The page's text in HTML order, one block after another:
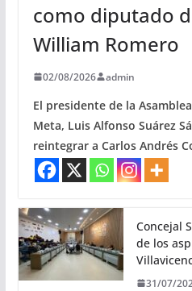
como diputado
William Romero
02/08/2026 admin
El presidente de la
Meta, Luis Alfonso Suárez
reintegrar a Carlos Andrés
Concejal
de los
31/07/